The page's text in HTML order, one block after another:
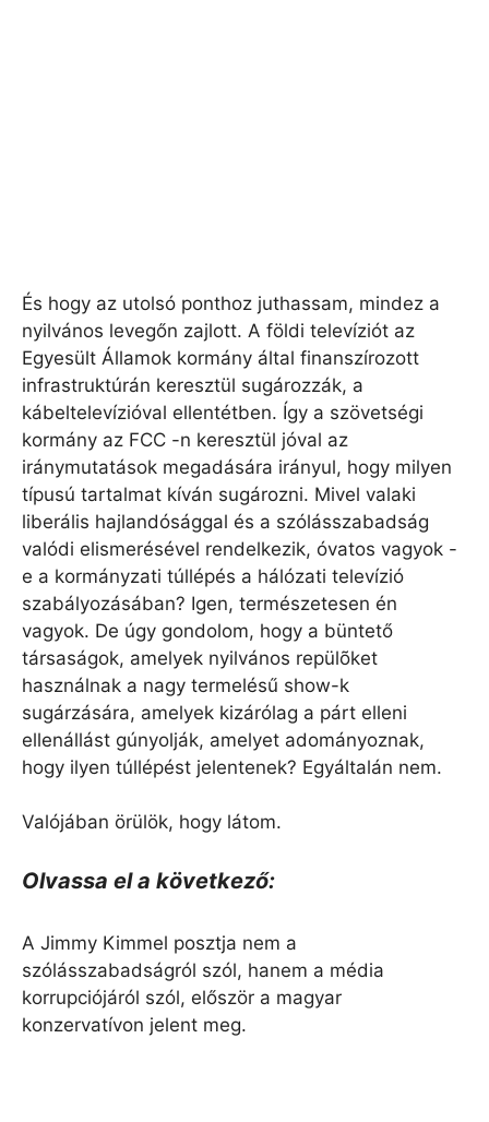
És hogy az utolsó ponthoz juthassam, mindez a
nyilvános levegőn zajlott. A földi televíziót az
Egyesült Államok kormány által finanszírozott
infrastruktúrán keresztül sugározzák, a
kábeltelevízióval ellentétben. Így a szövetségi
kormány az FCC -n keresztül jóval az
iránymutatások megadására irányul, hogy milyen
típusú tartalmat kíván sugározni. Mivel valaki
liberális hajlandósággal és a szólásszabadság
valódi elismerésével rendelkezik, óvatos vagyok -
e a kormányzati túllépés a hálózati televízió
szabályozásában? Igen, természetesen én
vagyok. De úgy gondolom, hogy a büntető
társaságok, amelyek nyilvános repülõket
használnak a nagy termelésű show-k
sugárzására, amelyek kizárólag a párt elleni
ellenállást gúnyolják, amelyet adományoznak,
hogy ilyen túllépést jelentenek? Egyáltalán nem.
Valójában örülök, hogy látom.
Olvassa el a következő:
A Jimmy Kimmel posztja nem a
szólásszabadságról szól, hanem a média
korrupciójáról szól, először a magyar
konzervatívon jelent meg.